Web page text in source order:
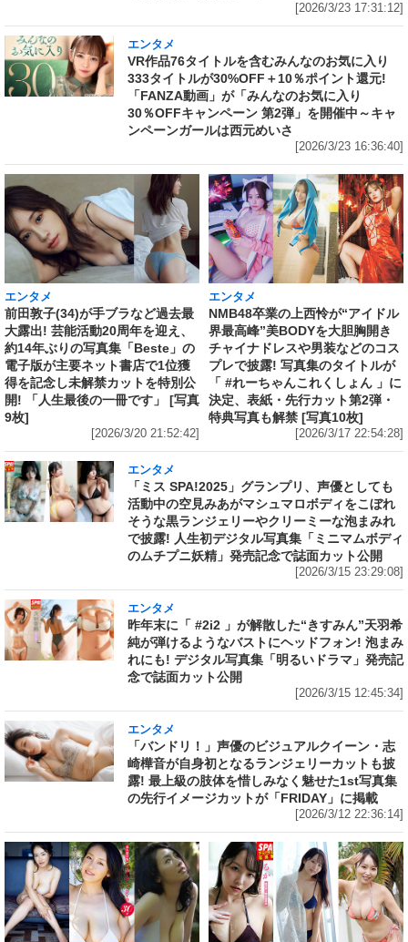
[2026/3/23 17:31:12]
エンタメ
VR作品76タイトルを含むみんなのお気に入り
333タイトルが30%OFF＋10％ポイント還元!
「FANZA動画」が「みんなのお気に入り
30％OFFキャンペーン 第2弾」を開催中～キャ
ンペーンガールは西元めいさ
[2026/3/23 16:36:40]
エンタメ
前田敦子(34)が手ブラなど過去最
大露出! 芸能活動20周年を迎え、
約14年ぶりの写真集「Beste」の
電子版が主要ネット書店で1位獲
得を記念し未解禁カットを特別公
開! 「人生最後の一冊です」 [写真
9枚]
[2026/3/20 21:52:42]
エンタメ
NMB48卒業の上西怜が“アイドル
界最高峰”美BODYを大胆胸開き
チャイナドレスや男装などのコス
プレで披露! 写真集のタイトルが
「 #れーちゃんこれくしょん 」に
決定、表紙・先行カット第2弾・
特典写真も解禁 [写真10枚]
[2026/3/17 22:54:28]
エンタメ
「ミス SPA!2025」グランプリ、声優としても
活動中の空見みあがマシュマロボディをこぼれ
そうな黒ランジェリーやクリーミーな泡まみれ
で披露! 人生初デジタル写真集「ミニマムボディ
のムチプニ妖精」発売記念で誌面カット公開
[2026/3/15 23:29:08]
エンタメ
昨年末に「 #2i2 」が解散した“きすみん”天羽希
純が弾けるようなバストにヘッドフォン! 泡まみ
れにも! デジタル写真集「明るいドラマ」発売記
念で誌面カット公開
[2026/3/15 12:45:34]
エンタメ
「バンドリ！」声優のビジュアルクイーン・志
崎樺音が自身初となるランジェリーカットも披
露! 最上級の肢体を惜しみなく魅せた1st写真集
の先行イメージカットが「FRIDAY」に掲載
[2026/3/12 22:36:14]